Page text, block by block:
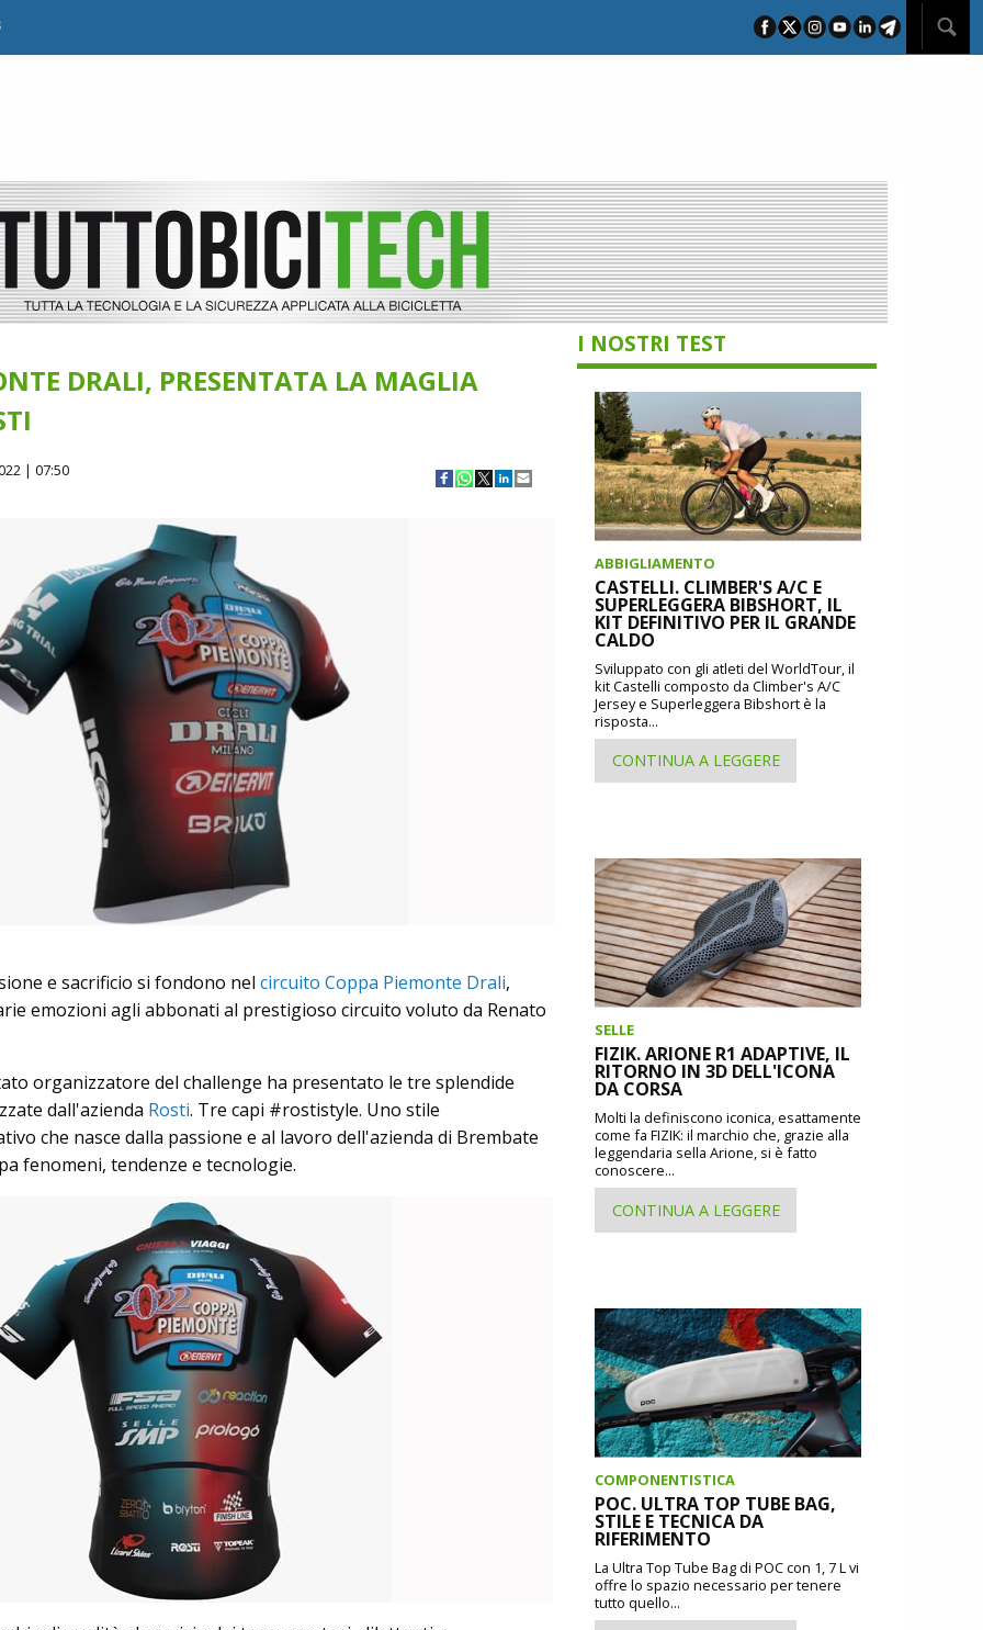
DRALI, PRESENTATA LA MAGLIA
| 07:50
e sacrificio si fondono nel circuito Coppa Piemonte Drali,
emozioni agli abbonati al prestigioso circuito voluto da Renato
organizzatore del challenge ha presentato le tre splendide
dall'azienda Rosti. Tre capi #rostistyle. Uno stile
che nasce dalla passione e al lavoro dell'azienda di Brembate
fenomeni, tendenze e tecnologie.
I NOSTRI TEST
ABBIGLIAMENTO
CASTELLI. CLIMBER'S A/C E
SUPERLEGGERA BIBSHORT, IL
KIT DEFINITIVO PER IL GRANDE
CALDO
Sviluppato con gli atleti del WorldTour, il
kit Castelli composto da Climber's A/C
Jersey e Superleggera Bibshort è la
risposta...
CONTINUA A LEGGERE
SELLE
FIZIK. ARIONE R1 ADAPTIVE, IL
RITORNO IN 3D DELL'ICONA
DA CORSA
Molti la definiscono iconica, esattamente
come fa FIZIK: il marchio che, grazie alla
leggendaria sella Arione, si è fatto
conoscere...
CONTINUA A LEGGERE
COMPONENTISTICA
POC. ULTRA TOP TUBE BAG,
STILE E TECNICA DA
RIFERIMENTO
La Ultra Top Tube Bag di POC con 1, 7 L vi
offre lo spazio necessario per tenere
tutto quello...